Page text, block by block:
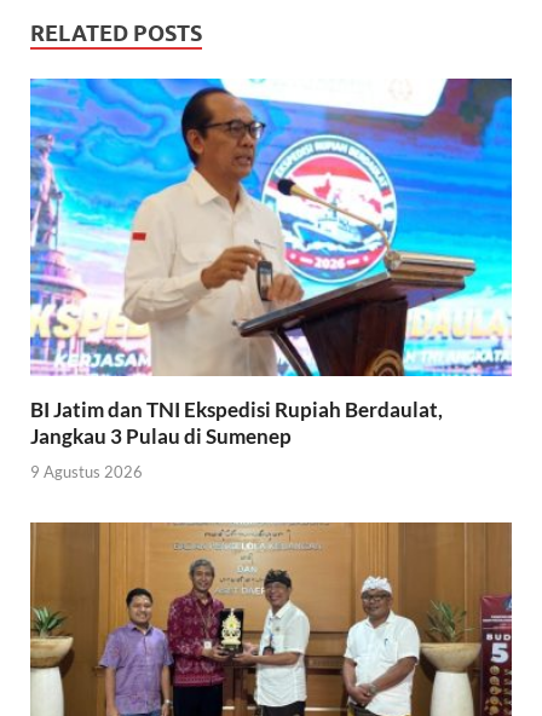
RELATED POSTS
BI Jatim dan TNI Ekspedisi Rupiah Berdaulat,
Jangkau 3 Pulau di Sumenep
9 Agustus 2026